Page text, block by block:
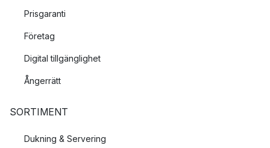
Prisgaranti
Företag
Digital tillgänglighet
Ångerrätt
SORTIMENT
Dukning & Servering